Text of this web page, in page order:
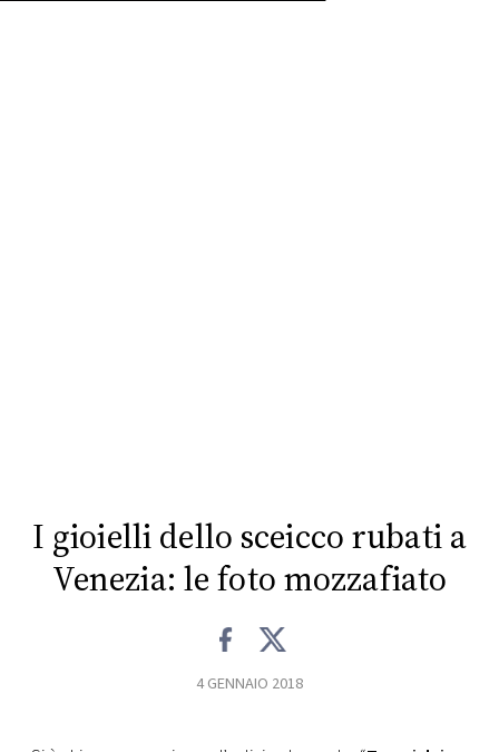
I gioielli dello sceicco rubati a
Venezia: le foto mozzafiato
4 GENNAIO 2018